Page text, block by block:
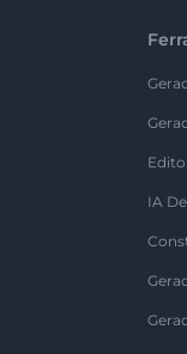
IA